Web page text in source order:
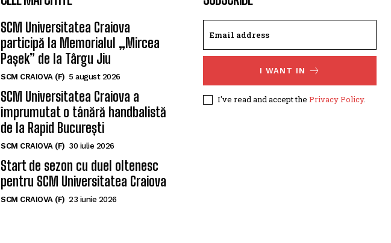
SCM Universitatea Craiova
participă la Memorialul „Mircea
Pașek” de la Târgu Jiu
SCM CRAIOVA (F) 5 august 2026
SCM Universitatea Craiova a
împrumutat o tânără handbalistă
de la Rapid București
SCM CRAIOVA (F) 30 iulie 2026
Start de sezon cu duel oltenesc
pentru SCM Universitatea Craiova
SCM CRAIOVA (F) 23 iunie 2026
I WANT IN
I've read and accept the Privacy Policy.